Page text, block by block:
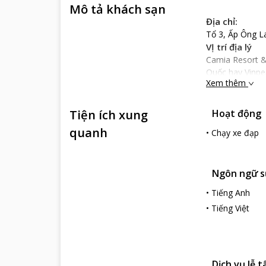
Mô tả khách sạn
Địa chỉ:
Tổ 3, Ấp Ông
VỊ trí địa lý
Camia Resort
Quốc hay
Nổi bật
dưỡng mang
đảo với tầm
đem đến cho
Tại Camia
khách sạn
hấp dẫn,
dưỡng là địa
Xem thêm
Tiện ích xung
quanh
Hoạt động
• Chạy xe đạp
Ngôn ngữ
• Tiếng Anh
• Tiếng Việt